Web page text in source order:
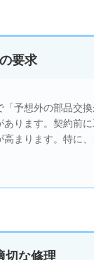
要求
予想外の部品交
ります。契約前
まります。特に
切な修理